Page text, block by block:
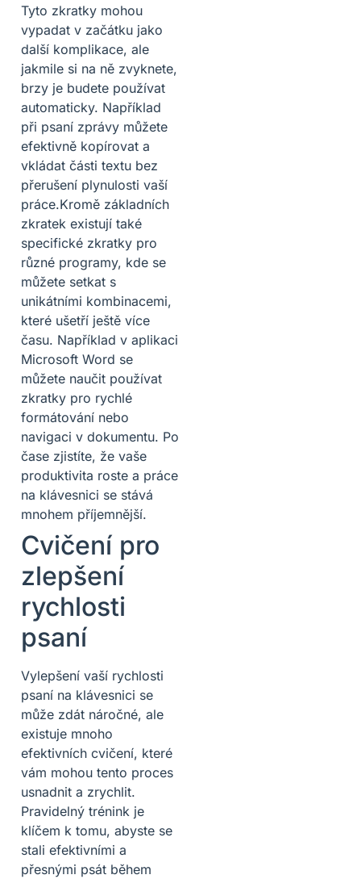
Tyto zkratky mohou
vypadat v začátku jako
další komplikace, ale
jakmile si na ně zvyknete,
brzy je budete používat
automaticky. Například
při psaní zprávy můžete
efektivně kopírovat a
vkládat části textu bez
přerušení plynulosti vaší
práce.Kromě základních
zkratek existují také
specifické zkratky pro
různé programy, kde se
můžete setkat s
unikátními kombinacemi,
které ušetří ještě více
času. Například v aplikaci
Microsoft Word se
můžete naučit používat
zkratky pro rychlé
formátování nebo
navigaci v dokumentu. Po
čase zjistíte, že vaše
produktivita roste a práce
na klávesnici se stává
mnohem příjemnější.
Cvičení pro
zlepšení
rychlosti
psaní
Vylepšení vaší rychlosti
psaní na klávesnici se
může zdát náročné, ale
existuje mnoho
efektivních cvičení, které
vám mohou tento proces
usnadnit a zrychlit.
Pravidelný trénink je
klíčem k tomu, abyste se
stali efektivními a
přesnými psát během